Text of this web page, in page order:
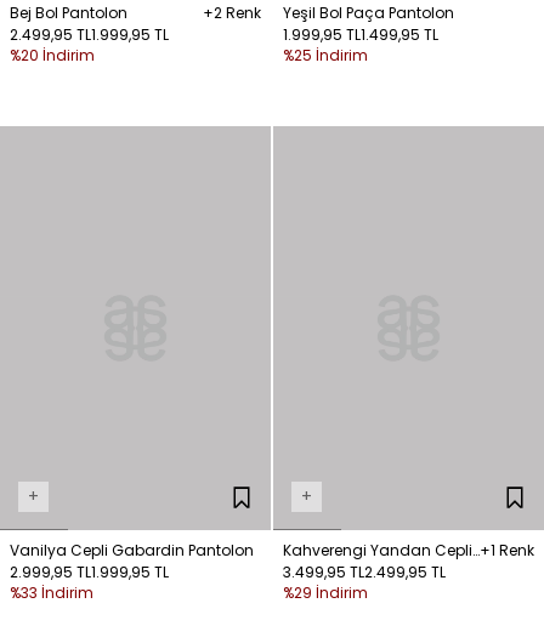
Bej Bol Pantolon
+2 Renk
2.499,95 TL1.999,95 TL
%20 İndirim
Yeşil Bol Paça Pantolon
1.999,95 TL1.499,95 TL
%25 İndirim
+
Vanilya Cepli Gabardin Pantolon
2.999,95 TL1.999,95 TL
%33 İndirim
+
Kahverengi Yandan Cepli
Pantolon
+1 Renk
3.499,95 TL2.499,95 TL
%29 İndirim